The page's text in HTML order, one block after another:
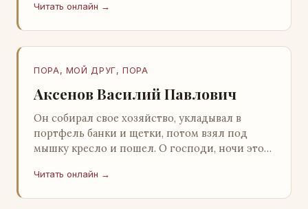
А. Алешин». …
Читать онлайн →
ПОРА, МОЙ ДРУГ, ПОРА
Аксенов Василий Павлович
Он собирал свое хозяйство, укладывал в
портфель банки и щетки, потом взял под
мышку кресло и пошел. О господи, ночи этой
заставлял…
Читать онлайн →